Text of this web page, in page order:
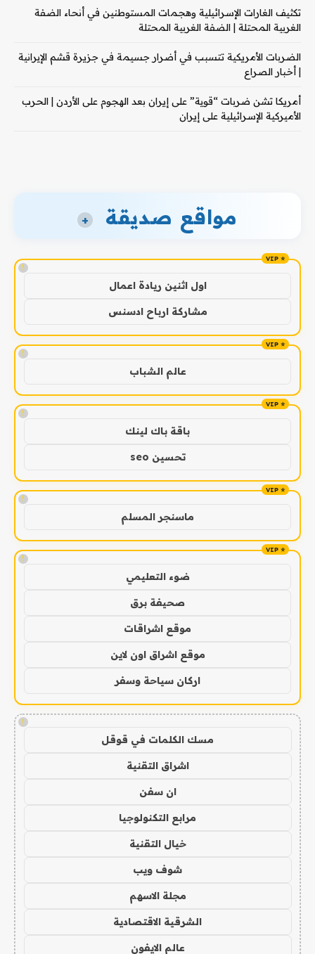
تكثيف الغارات الإسرائيلية وهجمات المستوطنين في أنحاء الضفة
الغربية المحتلة | الضفة الغربية المحتلة
الضربات الأمريكية تتسبب في أضرار جسيمة في جزيرة قشم الإيرانية
| أخبار الصراع
أمريكا تشن ضربات “قوية” على إيران بعد الهجوم على الأردن | الحرب
الأميركية الإسرائيلية على إيران
مواقع صديقة +
!
اول اثنين ريادة اعمال
مشاركة ارباح ادسنس
!
عالم الشباب
!
باقة باك لينك
تحسين seo
!
ماسنجر المسلم
!
ضوء التعليمي
صحيفة برق
موقع اشراقات
موقع اشراق اون لاين
اركان سياحة وسفر
!
مسك الكلمات في قوقل
اشراق التقنية
ان سفن
مرابع التكنولوجيا
خيال التقنية
شوف ويب
مجلة الاسهم
الشرقية الاقتصادية
عالم الايفون